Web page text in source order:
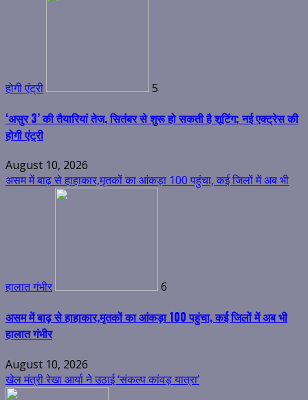
होगी एंट्री 5
‘असुर 3’ की तैयारियां तेज, सितंबर से शुरू हो सकती है शूटिंग; नई एक्ट्रेस की
होगी एंट्री
August 10, 2026
असम में बाढ़ से हाहाकार,मृतकों का आंकड़ा 100 पहुंचा, कई जिलों में अब भी
हालात गंभीर 6
असम में बाढ़ से हाहाकार,मृतकों का आंकड़ा 100 पहुंचा, कई जिलों में अब भी
हालात गंभीर
August 10, 2026
खेल मंत्री रेखा आर्या ने उठाई ‘संकल्प कांवड़ यात्रा’